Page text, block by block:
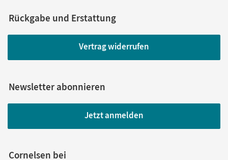
Rückgabe und Erstattung
Vertrag widerrufen
Newsletter abonnieren
Jetzt anmelden
Cornelsen bei